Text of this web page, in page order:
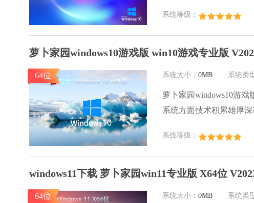
激活工具 ghost镜像
用户群体，萝卜家园
心，是由萝卜家园win10
系统等级：
萝卜家园windows10游戏版 win10游戏专业版
64位 系统大小： 0MB 系统类
萝卜家园windows10游戏
系统方面技术积累雄厚
系统口碑得到许多人认
款稳定流畅的系统,一直
卜家园win10国内镜像版
系统等级：
windows11下载 萝卜家园win11专业版 X64位
64位 系统大小： 0MB 系统类